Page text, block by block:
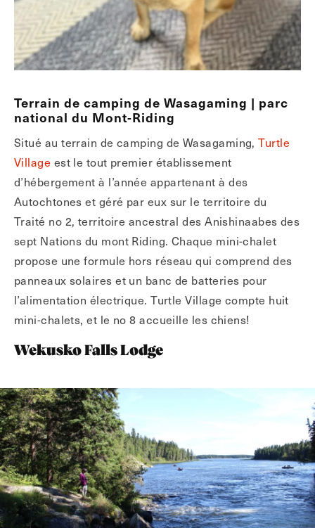
Terrain de camping de Wasagaming | parc
national du Mont-Riding
Situé au terrain de camping de Wasagaming,Turtle
Village est le tout premier établissement
d’hébergement à l’année appartenant à des
Autochtones et géré par eux sur le territoire du
Traité no 2, territoire ancestral des Anishinaabes des
sept Nations du mont Riding. Chaque mini-chalet
propose une formule hors réseau qui comprend des
panneaux solaires et un banc de batteries pour
l’alimentation électrique. Turtle Village compte huit
mini-chalets, et le no 8 accueille les chiens!
Wekusko Falls Lodge